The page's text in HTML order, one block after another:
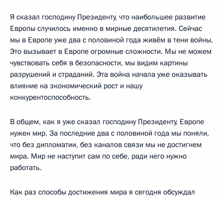
Я сказал господину Президенту, что наибольшее развитие
Европы случилось именно в мирные десятилетия. Сейчас
мы в Европе уже два с половиной года живём в тени войны.
Это вызывает в Европе огромные сложности. Мы не можем
чувствовать себя в безопасности, мы видим картины
разрушений и страданий. Эта война начала уже оказывать
влияние на экономический рост и нашу
конкурентоспособность.
В общем, как я уже сказал господину Президенту, Европе
нужен мир. За последние два с половиной года мы поняли,
что без дипломатии, без каналов связи мы не достигнем
мира. Мир не наступит сам по себе, ради него нужно
работать.
Как раз способы достижения мира я сегодня обсуждал